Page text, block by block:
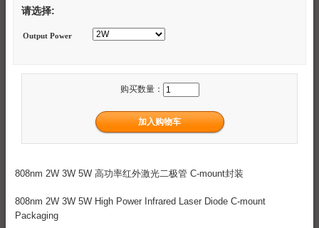
请选择:
Output Power
购买数量：
808nm 2W 3W 5W 高功率红外激光二极管 C-mount封装
808nm 2W 3W 5W High Power Infrared Laser Diode C-mount
Packaging